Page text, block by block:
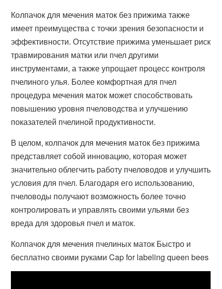
Колпачок для мечения маток без прижима также
имеет преимущества с точки зрения безопасности и
эффективности. Отсутствие прижима уменьшает риск
травмирования матки или пчел другими
инструментами, а также упрощает процесс контроля
пчелиного улья. Более комфортная для пчел
процедура мечения маток может способствовать
повышению уровня пчеловодства и улучшению
показателей пчелиной продуктивности.
В целом, колпачок для мечения маток без прижима
представляет собой инновацию, которая может
значительно облегчить работу пчеловодов и улучшить
условия для пчел. Благодаря его использованию,
пчеловоды получают возможность более точно
контролировать и управлять своими ульями без
вреда для здоровья пчел и маток.
Колпачок для мечения пчелиных маток Быстро и
бесплатно своими руками Cap for labeling queen bees